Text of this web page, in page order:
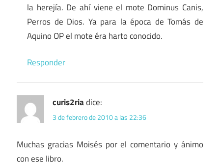
la herejía. De ahí viene el mote Dominus Canis,
Perros de Dios. Ya para la época de Tomás de
Aquino OP el mote éra harto conocido.
Responder
curis2riadice:
3 de febrero de 2010 a las 22:36
Muchas gracias Moisés por el comentario y ánimo
con ese libro.